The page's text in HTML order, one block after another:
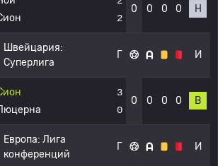
2
0 0 0 0 Н
Швейцария:
Суперлига
Г И
3
0
0 0 0 0 В
Европа: Лига
конференций
Г И